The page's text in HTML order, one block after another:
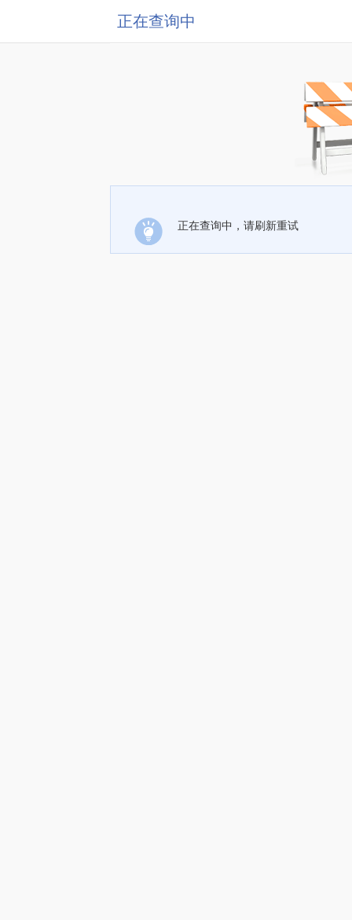
正在查询中
正在查询中，请刷新重试